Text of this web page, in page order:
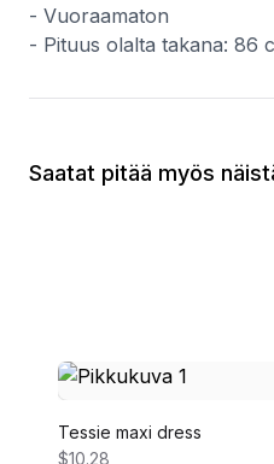
- Vuoraamaton
- Pituus olalta takana: 86
Saatat pitää myös
Tessie maxi dress
$10.28